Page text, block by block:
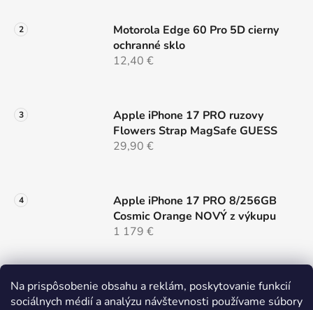
Na prispôsobenie obsahu a reklám, poskytovanie funkcií
sociálnych médií a analýzu návštevnosti používame súbory
p
i
s
Motorola Edge 60 Pro 5D cierny
ochranné sklo
12,40 €
Apple iPhone 17 PRO ruzovy
Flowers Strap MagSafe GUESS
29,90 €
Apple iPhone 17 PRO 8/256GB
Cosmic Orange NOVÝ z výkupu
1 179 €
Samsung Galaxy S26 ULTRA 5G
12/256 Black Dual Sim NOVÝ z